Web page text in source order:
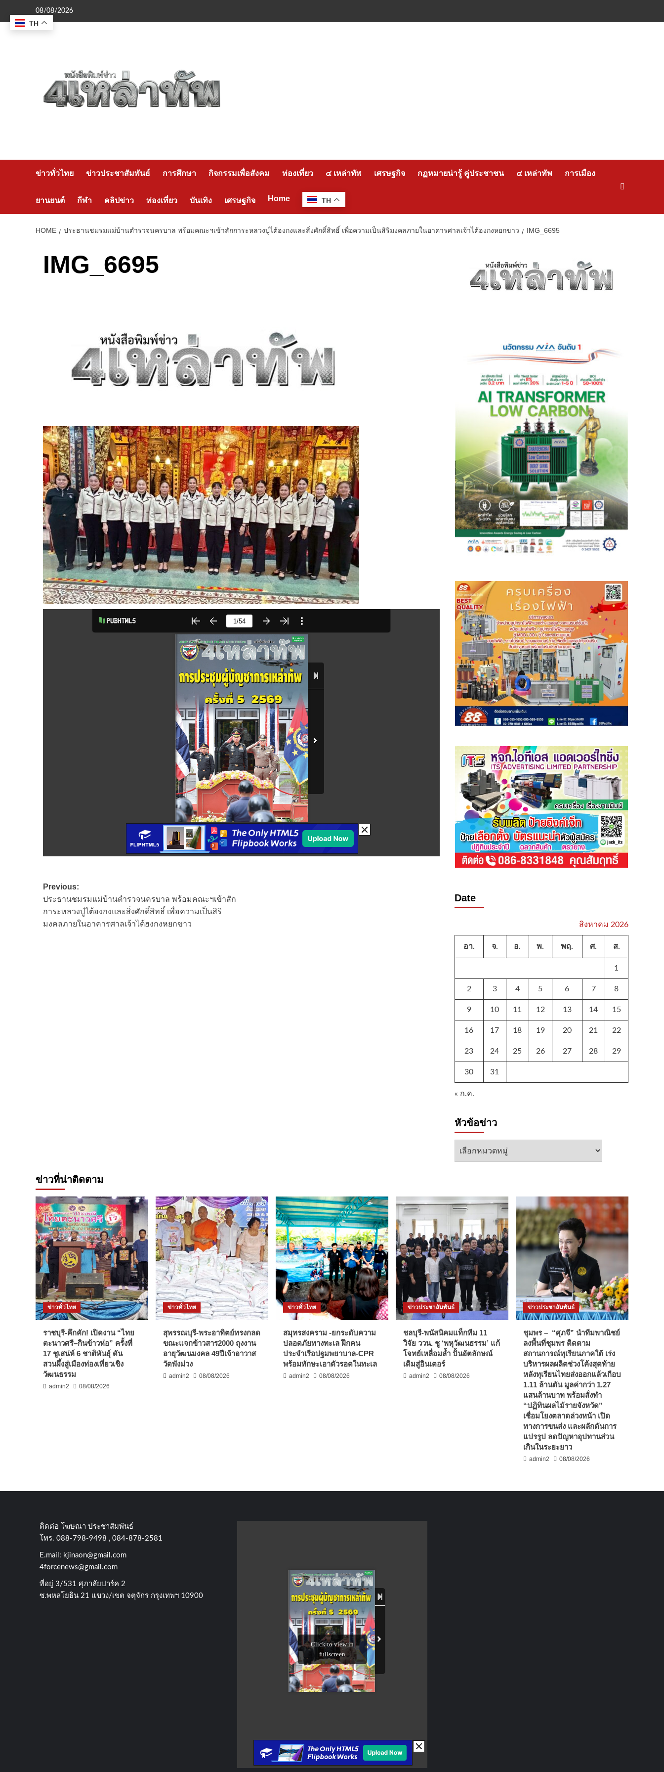
content
08/08/2026
ข่าวทั่วไทย ข่าวประชาสัมพันธ์ การศึกษา กิจกรรมเพื่อสังคม ท่องเที่ยว ๔ เหล่าทัพ เศรษฐกิจ กฏหมายน่ารู้ คู่ประชาชน ๔ เหล่าทัพ การเมือง
ยานยนต์ กีฬา คลิปข่าว ท่องเที่ยว บันเทิง เศรษฐกิจ Home TH
HOME ประธานชมรมแม่บ้านตำรวจนครบาล พร้อมคณะฯเข้าสักการะหลวงปู่ไต้ฮงกงและสิ่งศักดิ์สิทธิ์ เพื่อความเป็นสิริมงคลภายในอาคารศาลเจ้าไต้ฮงกงหยกขาว IMG_6695
IMG_6695
Post
navigation
Previous:
ประธานชมรมแม่บ้านตำรวจนครบาล พร้อมคณะฯเข้าสัก
การะหลวงปู่ไต้ฮงกงและสิ่งศักดิ์สิทธิ์ เพื่อความเป็นสิริ
มงคลภายในอาคารศาลเจ้าไต้ฮงกงหยกขาว
Date
สิงหาคม 2026
อา. จ. อ. พ. พฤ. ศ. ส.
1
2 3 4 5 6 7 8
9 10 11 12 13 14 15
16 17 18 19 20 21 22
23 24 25 26 27 28 29
30 31
« ก.ค.
หัวข้อข่าว
หัวข้อ
ข่าวที่น่าติดตาม
ข่าวทั่วไทย
ราชบุรี-คึกคัก! เปิดงาน “ไทย
ตะนาวศรี–กินข้าวห่อ” ครั้งที่
17 ชูเสน่ห์ 6 ชาติพันธุ์ ดัน
สวนผึ้งสู่เมืองท่องเที่ยวเชิง
วัฒนธรรม
admin2 08/08/2026
ข่าวทั่วไทย
สุพรรณบุรี-พระอาทิตย์ทรงกลด
ขณะแจกข้าวสาร2000 ถุงงาน
อายุวัฒนมงคล 49ปีเจ้าอาวาส
วัดพังม่วง
admin2 08/08/2026
ข่าวทั่วไทย
สมุทรสงคราม -ยกระดับความ
ปลอดภัยทางทะเล ฝึกคน
ประจำเรือปฐมพยาบาล-CPR
พร้อมทักษะเอาตัวรอดในทะเล
admin2 08/08/2026
ข่าวประชาสัมพันธ์
ชลบุรี-พนัสนิคมแท็กทีม 11
วิจัย ววน. ชู ‘พหุวัฒนธรรม’ แก้
โจทย์เหลื่อมล้ำ ปั้นอัตลักษณ์
เดิมสู่อินเตอร์
admin2 08/08/2026
ข่าวประชาสัมพันธ์
ชุมพร – “ศุภจี” นำทีมพาณิชย์
ลงพื้นที่ชุมพร ติดตาม
สถานการณ์ทุเรียนภาคใต้ เร่ง
บริหารผลผลิตช่วงโค้งสุดท้าย
หลังทุเรียนไทยส่งออกแล้วเกือบ
1.11 ล้านตัน มูลค่ากว่า 1.27
แสนล้านบาท พร้อมสั่งทำ
“ปฏิทินผลไม้รายจังหวัด”
เชื่อมโยงตลาดล่วงหน้า เปิด
ทางการขนส่ง และผลักดันการ
แปรรูป ลดปัญหาอุปทานส่วน
เกินในระยะยาว
admin2 08/08/2026
ติดต่อ​ โฆษณา​ ประชาสัมพันธ์
โทร​. 088-798-9498 , 084-878-2581
E.mail: kjinaon@gmail.com
4forcenews@gmail.com
ที่อยู่​ 3/531​ ศุภาลัยปาร์ค​ 2
ซ.พหลโยธิน​ 21​ แขวง/เขต​ จตุจักร​ กรุงเทพฯ 10900
TH